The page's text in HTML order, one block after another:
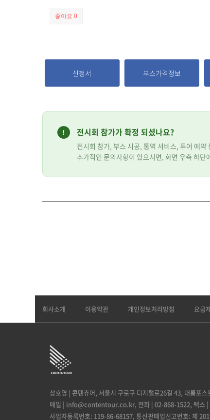
좋아요 0
신청서 부스가격정보
전시회 참가가 확정 되셨나요?
전시회 참가, 부스 시공, 통역 서비스, 투어 예약
추가적인 문의사항이 있으시면, 화면 우측 하
회사소개 이용약관 개인정보처리방침 요금
상호명 | 콘텐츄어, 서울시 구로구 디지털로26길 43, 대륭포
메일 | info@contentour.co.kr, 전화 | 02-868-1522, 팩스
사업자등록번호: 119-86-68157, 통신판매업신고번호: 제